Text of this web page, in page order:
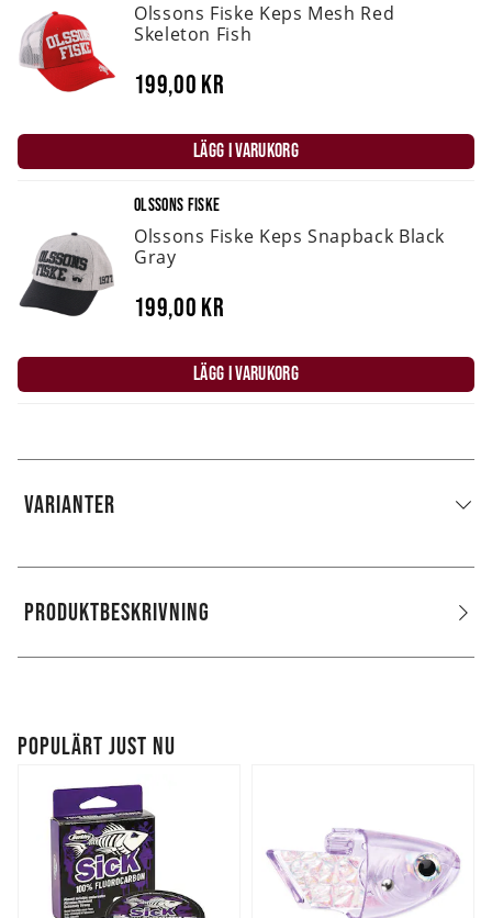
Olssons Fiske Keps Mesh Red
Skeleton Fish
199,00 kr
LÄGG I VARUKORG
OLSSONS FISKE
Olssons Fiske Keps Snapback Black
Gray
199,00 kr
LÄGG I VARUKORG
VARIANTER
PRODUKTBESKRIVNING
POPULÄRT JUST NU